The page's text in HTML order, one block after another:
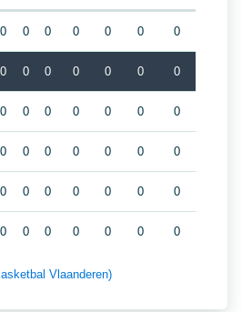
0 0 0 0 0 0 0
0 0 0 0 0 0 0
0 0 0 0 0 0 0
0 0 0 0 0 0 0
0 0 0 0 0 0 0
0 0 0 0 0 0 0
Vlaanderen)